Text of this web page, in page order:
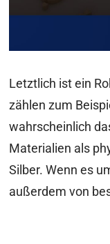
Letztlich ist ein
zählen zum
wahrscheinlich
Materialien als
Silber. Wenn es
außerdem von